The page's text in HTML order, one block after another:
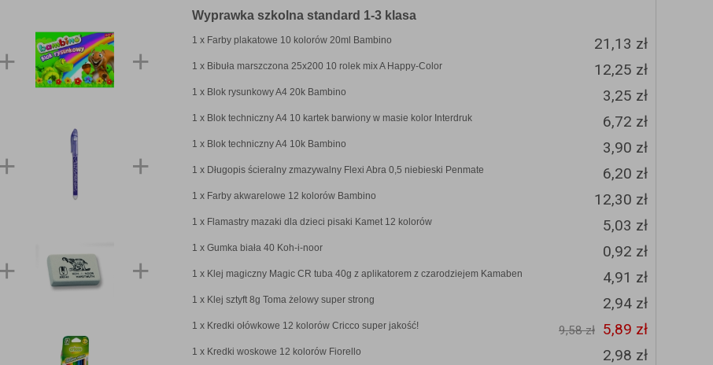
Wyprawka szkolna standard 1-3 klasa
1 x Farby plakatowe 10 kolorów 20ml Bambino 21,13 zł
1 x Bibuła marszczona 25x200 10 rolek mix A Happy-Color 12,25 zł
1 x Blok rysunkowy A4 20k Bambino 3,25 zł
1 x Blok techniczny A4 10 kartek barwiony w masie kolor Interdruk 6,72 zł
1 x Blok techniczny A4 10k Bambino 3,90 zł
1 x Długopis ścieralny zmazywalny Flexi Abra 0,5 niebieski Penmate 6,20 zł
1 x Farby akwarelowe 12 kolorów Bambino 12,30 zł
1 x Flamastry mazaki dla dzieci pisaki Kamet 12 kolorów 5,03 zł
1 x Gumka biała 40 Koh-i-noor 0,92 zł
1 x Klej magiczny Magic CR tuba 40g z aplikatorem z czarodziejem Kamaben 4,91 zł
1 x Klej sztyft 8g Toma żelowy super strong 2,94 zł
1 x Kredki ołówkowe 12 kolorów Cricco super jakość! 9,58 zł 5,89 zł
1 x Kredki woskowe 12 kolorów Fiorello 2,98 zł